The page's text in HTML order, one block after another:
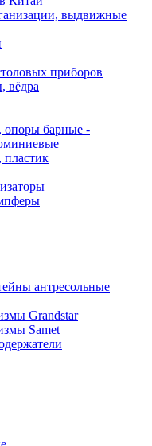
выдвижные
приборов
вёдра
барные -
антресольные
Grandstar
Samet